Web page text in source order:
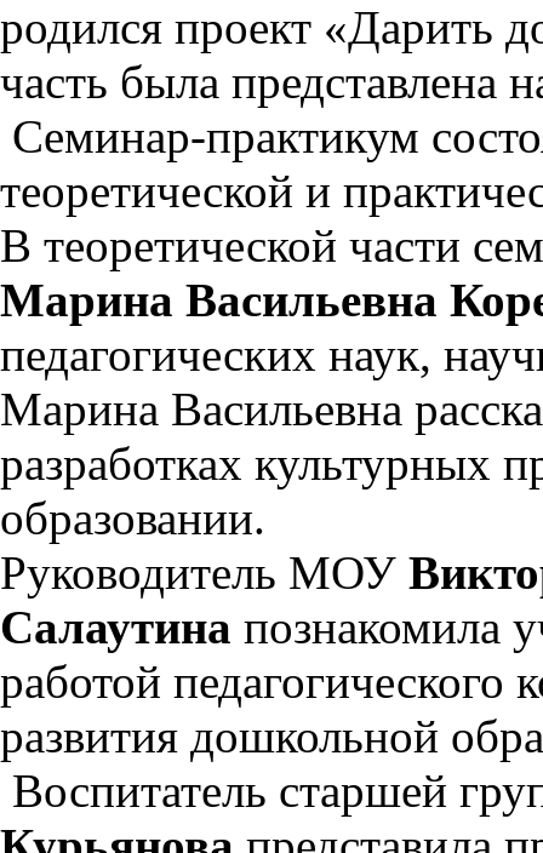
родился проект «Дарить
часть была представлена
Семинар-практикум
теоретической и
В теоретической части
Марина Васильевна
педагогических наук,
Марина Васильевна
разработках культурных
образовании.
Руководитель МОУ
Салаутина познакомила
работой педагогического
развития дошкольной
Воспитатель старшей